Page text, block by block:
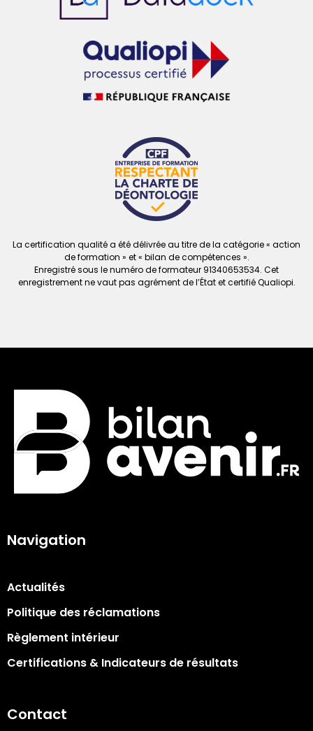
La certification qualité a été délivrée au titre de la catégorie « action
de formation » et « bilan de compétences ».
Enregistré sous le numéro de formateur 91340653534. Cet
enregistrement ne vautpas agrément de l’État et certifié Qualiopi.
Navigation
Actualités
Politique des réclamations
Règlement intérieur
Certifications & Indicateurs de résultats​
Contact